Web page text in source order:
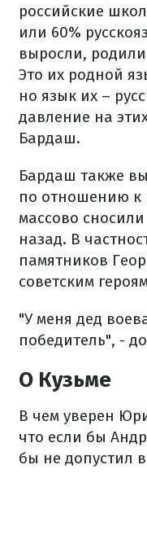
российские
или 60%
выросли,
Это их родной
но язык их –
давление на
Бардаш.
Бардаш также
по отношению к
массово
назад. В
памятников
советским
"У меня дед
победитель", -
О Кузьме
В чем уверен
что если бы
бы не допустил